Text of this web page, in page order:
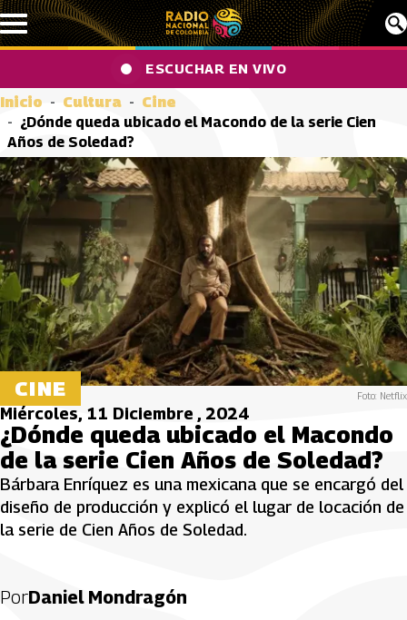
Pasar al contenido principal
ESCUCHAR EN VIVO
Inicio Cultura
Cine
¿Dónde queda ubicado el Macondo de la serie Cien
Años de Soledad?
CINE Foto: Netflix
Miércoles, 11 Diciembre , 2024
¿Dónde queda ubicado el Macondo
de la serie Cien Años de Soledad?
Bárbara Enríquez es una mexicana que se encargó del
diseño de producción y explicó el lugar de locación de
la serie de Cien Años de Soledad.
PorDaniel Mondragón